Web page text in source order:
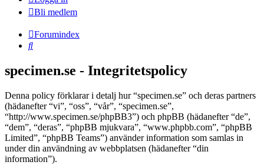
Bli medlem
Forumindex
Sök
specimen.se - Integritetspolicy
Denna policy förklarar i detalj hur “specimen.se” och deras partners
(hädanefter “vi”, “oss”, “vår”, “specimen.se”,
“http://www.specimen.se/phpBB3”) och phpBB (hädanefter “de”,
“dem”, “deras”, “phpBB mjukvara”, “www.phpbb.com”, “phpBB
Limited”, “phpBB Teams”) använder information som samlas in
under din användning av webbplatsen (hädanefter “din
information”).